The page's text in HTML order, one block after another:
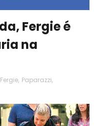
Fergie é
na
Fergie, Paparazzi,